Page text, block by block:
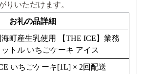
りいただけます。
お礼の品詳細
町産生乳使用 【THE ICE】業務
ットル いちごケーキ アイス
いちごケーキ[1L] × 2回配送